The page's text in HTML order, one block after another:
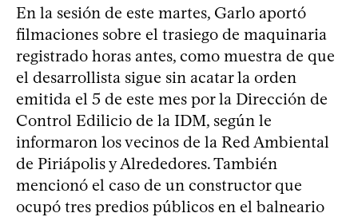
En la sesión de este martes, Garlo aportó
filmaciones sobre el trasiego de maquinaria
registrado horas antes, como muestra de que
el desarrollista sigue sin acatar la orden
emitida el 5 de este mes por la Dirección de
Control Edilicio de la IDM, según le
informaron los vecinos de la Red Ambiental
de Piriápolis y Alrededores. También
mencionó el caso de un constructor que
ocupó tres predios públicos en el balneario